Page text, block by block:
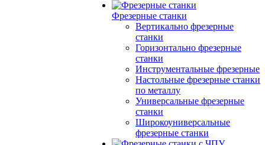
Фрезерные станки
Вертикально фрезерные
станки
Горизонтально фрезерные
станки
Инструментальные фрезерные
Настольные фрезерные станки
по металлу
Универсальные фрезерные
станки
Широкоуниверсальные
фрезерные станки